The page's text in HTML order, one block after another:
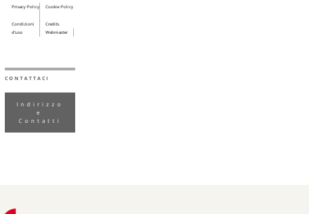
Privacy Policy Cookie Policy
Condizioni
d’uso
Credits
Webmaster
CONTATTACI
Indirizzo
e
Contatti